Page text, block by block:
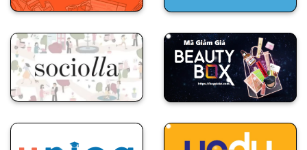
Mã Giảm Giá Sociolla
Mã Giảm Giá
Beautybox